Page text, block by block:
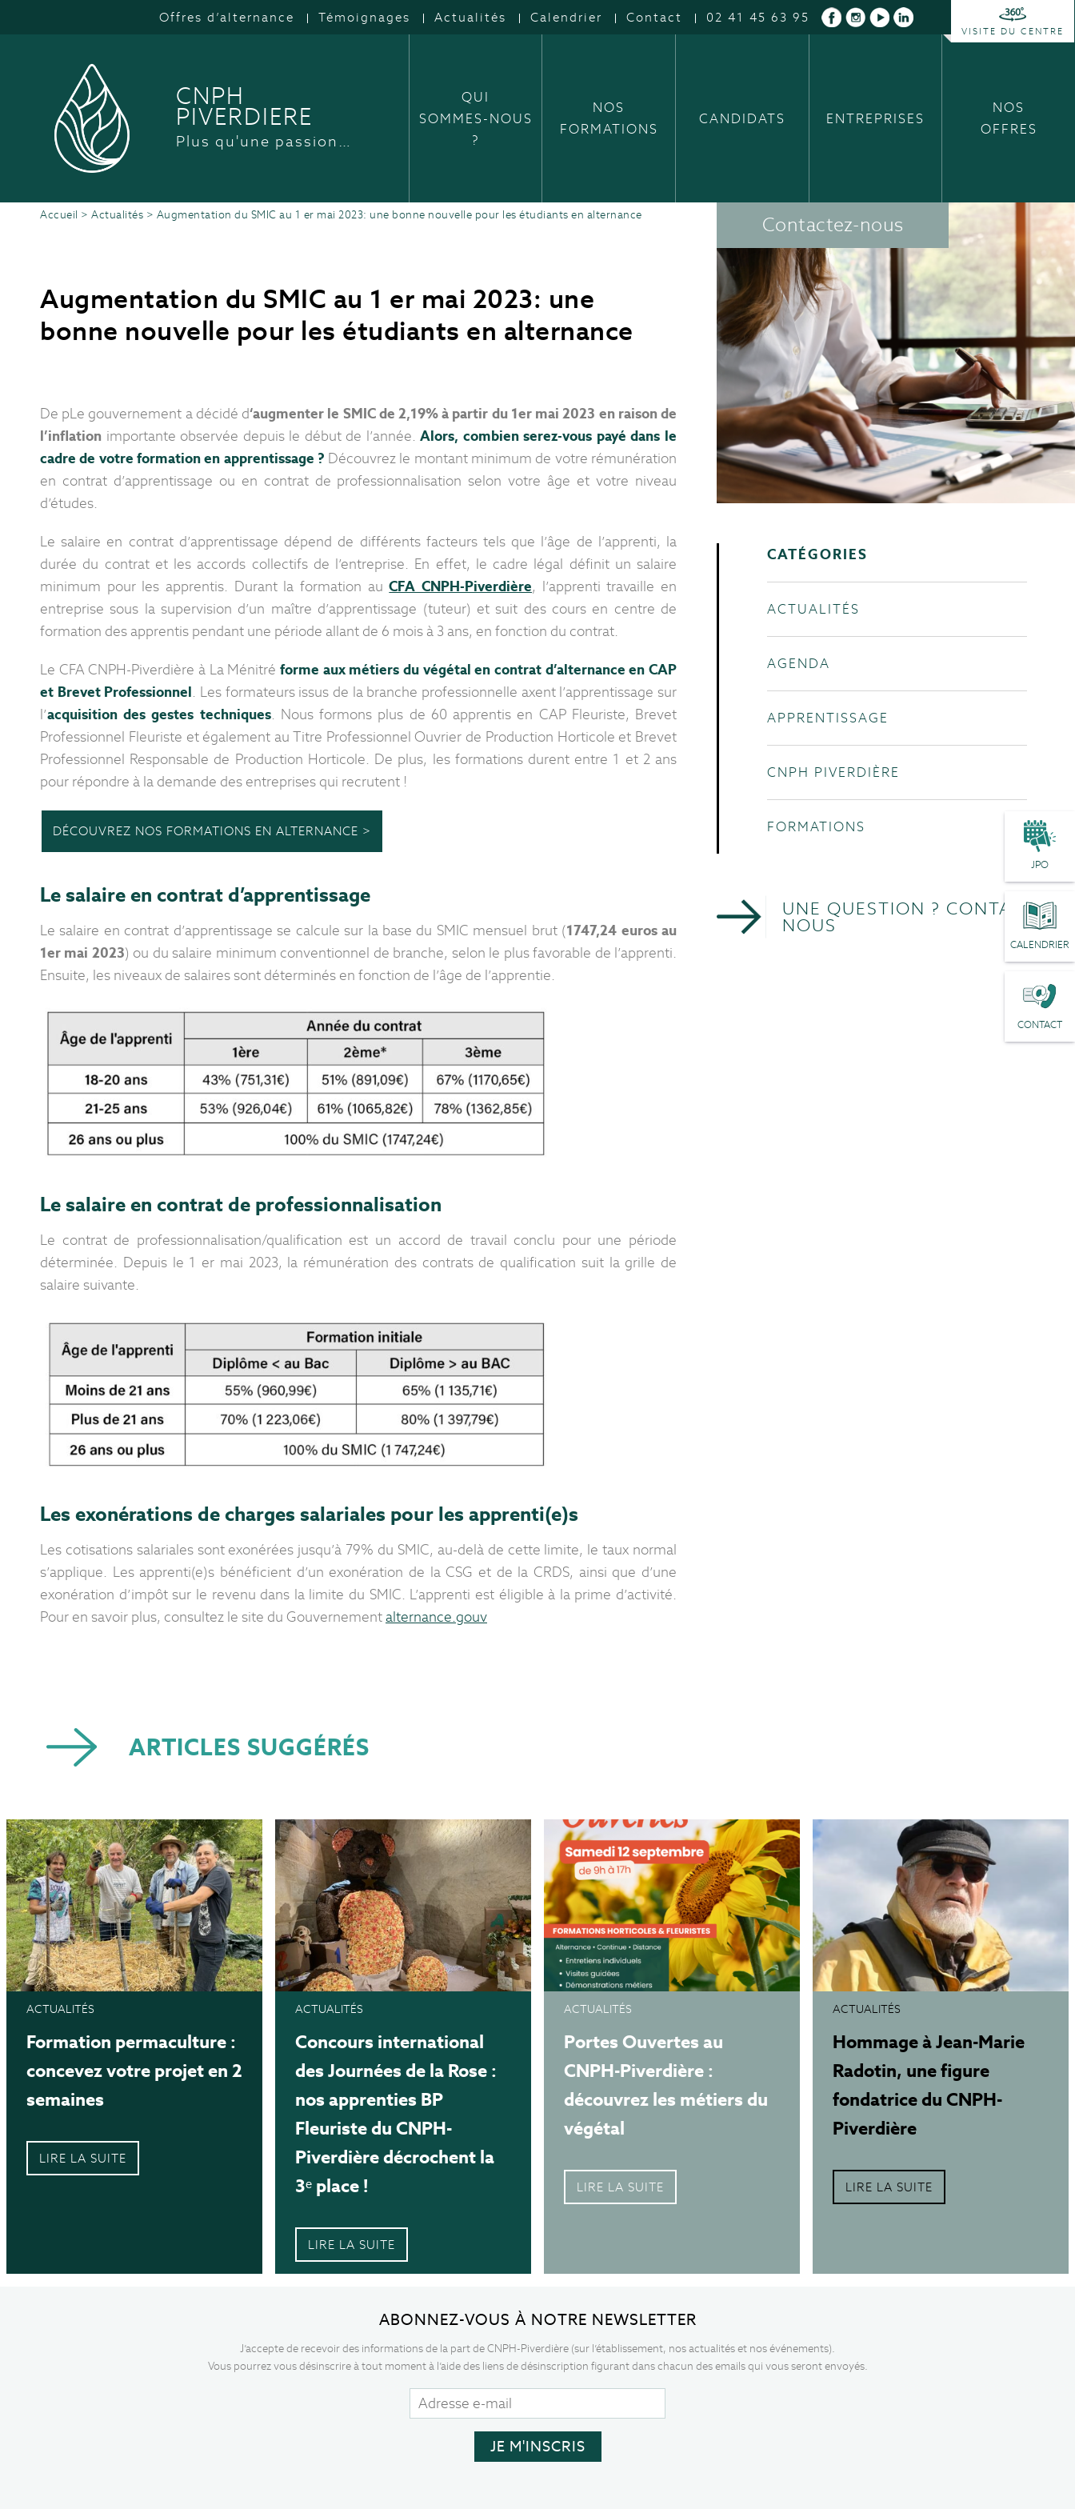
Offres d’alternance Témoignages Actualités Calendrier Contact 02 41 45 63 95
VISITE DU CENTRE
CNPH
PIVERDIERE
Plus qu'une passion…
QUI
SOMMES-NOUS
?
NOS
FORMATIONS
CANDIDATS ENTREPRISES
NOS
OFFRES
JPO
CALENDRIER
CONTACT
Accueil > Actualités > Augmentation du SMIC au 1 er mai 2023: une bonne nouvelle pour les étudiants en alternance Contactez-nous
Augmentation du SMIC au 1 er mai 2023: une
bonne nouvelle pour les étudiants en alternance
De pLe gouvernement a décidé d‘augmenter le SMIC de 2,19% à partir du 1er mai 2023 en raison de
l’inflation importante observée depuis le début de l’année.Alors, combien serez-vous payé dans le
cadre de votre formation en apprentissage ? Découvrez le montant minimum de votre rémunération
en contrat d’apprentissage ou en contrat de professionnalisation selon votre âge et votre niveau
d’études.
Le salaire en contrat d’apprentissage dépend de différents facteurs tels que l’âge de l’apprenti, la
durée du contrat et les accords collectifs de l’entreprise. En effet, le cadre légal définit un salaire
minimum pour les apprentis. Durant la formation auCFA CNPH-Piverdière, l’apprenti travaille en
entreprise sous la supervision d’un maître d’apprentissage (tuteur) et suit des cours en centre de
formation des apprentis pendant une période allant de 6 mois à 3 ans, en fonction du contrat.
Le CFA CNPH-Piverdière à La Ménitré forme aux métiers du végétal en contrat d’alternance en CAP
et Brevet Professionnel. Les formateurs issus de la branche professionnelle axent l’apprentissage sur
l’acquisition des gestes techniques. Nous formons plus de 60 apprentis en CAP Fleuriste, Brevet
Professionnel Fleuriste et également au Titre Professionnel Ouvrier de Production Horticole et Brevet
Professionnel Responsable de Production Horticole. De plus, les formations durent entre 1 et 2 ans
pour répondre à la demande des entreprises qui recrutent !
DÉCOUVREZ NOS FORMATIONS EN ALTERNANCE >
Le salaire en contrat d’apprentissage
Le salaire en contrat d’apprentissage se calcule sur la base du SMIC mensuel brut (1747,24 euros au
1er mai 2023) ou du salaire minimum conventionnel de branche, selon le plus favorable de l’apprenti.
Ensuite, les niveaux de salaires sont déterminés en fonction de l’âge de l’apprentie.
Le salaire en contrat de professionnalisation
Le contrat de professionnalisation/qualification est un accord de travail conclu pour une période
déterminée. Depuis le 1 er mai 2023, la rémunération des contrats de qualification suit la grille de
salaire suivante.
Les exonérations de charges salariales pour les apprenti(e)s
Les cotisations salariales sont exonérées jusqu’à 79% du SMIC, au-delà de cette limite, le taux normal
s’applique. Les apprenti(e)s bénéficient d’un exonération de la CSG et de la CRDS, ainsi que d’une
exonération d’impôt sur le revenu dans la limite du SMIC. L’apprenti est éligible à la prime d’activité.
Pour en savoir plus, consultez le site du Gouvernementalternance.gouv
CATÉGORIES
ACTUALITÉS
AGENDA
APPRENTISSAGE
CNPH PIVERDIÈRE
FORMATIONS
UNE QUESTION ? CONTACTEZ-
NOUS
ARTICLES SUGGÉRÉS
ACTUALITÉS
Formation permaculture :
concevez votre projet en 2
semaines
LIRE LA SUITE
ACTUALITÉS
Concours international
des Journées de la Rose :
nos apprenties BP
Fleuriste du CNPH-
Piverdière décrochent la
3ᵉ place !
LIRE LA SUITE
ACTUALITÉS
Portes Ouvertes au
CNPH-Piverdière :
découvrez les métiers du
végétal
LIRE LA SUITE
ACTUALITÉS
Hommage à Jean-Marie
Radotin, une figure
fondatrice du CNPH-
Piverdière
LIRE LA SUITE
ABONNEZ-VOUS À NOTRE NEWSLETTER
J’accepte de recevoir des informations de la part de CNPH-Piverdière (sur l’établissement, nos actualités et nos événements).
Vous pourrez vous désinscrire à tout moment à l’aide des liens de désinscription figurant dans chacun des emails qui vous seront envoyés.